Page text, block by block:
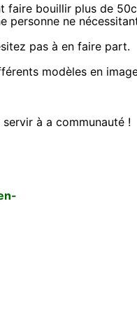
faire bouillir plus de 50cl
personne ne
pas à en faire part.
modèles en
à a communauté !